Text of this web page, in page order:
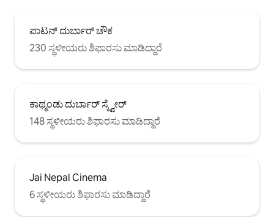
ಪಾಟನ್ ದುರ್ಬಾರ್ ಚೌಕ
230 ಸ್ಥಳೀಯರು ಶಿಫಾರಸು ಮಾಡಿದ್ದಾರೆ
ಕಾಥ್ಮಂಡು ದುರ್ಬಾರ್ ಸ್ಕ್ವೇರ್
148 ಸ್ಥಳೀಯರು ಶಿಫಾರಸು ಮಾಡಿದ್ದಾರೆ
Jai Nepal Cinema
6 ಸ್ಥಳೀಯರು ಶಿಫಾರಸು ಮಾಡಿದ್ದಾರೆ